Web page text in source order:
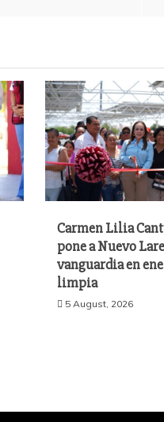
Carmen Lilia
pone a Nuevo
vanguardia en
limpia
5 August, 2026